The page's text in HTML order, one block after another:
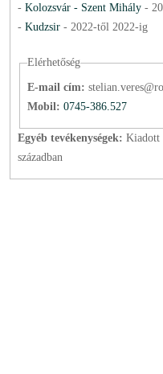
- Kolozsvár - Szent Mihály-
- Kudzsir - 2022-től 2022-ig
Elérhetőség
E-mail cím:
Mobil: 0745-386.527
Egyéb tevékenységek: Kiadott
században